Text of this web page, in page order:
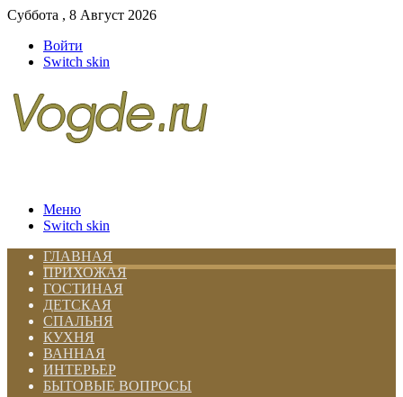
Суббота , 8 Август 2026
Войти
Switch skin
Меню
Switch skin
ГЛАВНАЯ
ПРИХОЖАЯ
ГОСТИНАЯ
ДЕТСКАЯ
СПАЛЬНЯ
КУХНЯ
ВАННАЯ
ИНТЕРЬЕР
БЫТОВЫЕ ВОПРОСЫ